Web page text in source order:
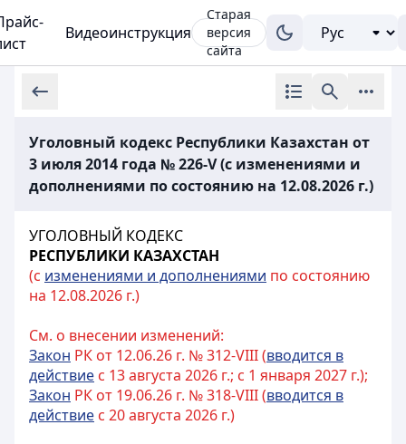
Видеоинструкция
Старая
версия
сайта
Уголовный кодекс Республики Казахстан от
3 июля 2014 года № 226-V (с изменениями и
дополнениями по состоянию на 12.08.2026 г.)
УГОЛОВНЫЙ КОДЕКС
РЕСПУБЛИКИ КАЗАХСТАН
(с изменениями и дополнениями по состоянию
на 12.08.2026 г.)
См. о внесении изменений:
Закон РК от 12.06.26 г. № 312-VIII (вводится в
действие с 13 августа 2026 г.; с 1 января 2027 г.);
Закон РК от 19.06.26 г. № 318-VIII (вводится в
действие с 20 августа 2026 г.)